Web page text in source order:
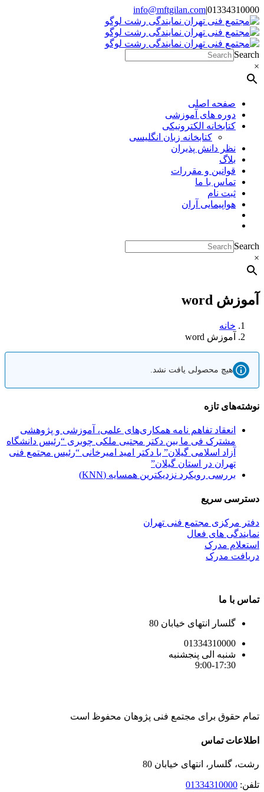
Skip
to
content
01334310000
|
info@mftgilan.com
Instagram
LinkedIn
Search
×
صفحه اصلی
دوره های آموزشی
کتابخانه الکترونیکی
کتابخانه زبان انگلیسی
نظر دانش پذیران
بلاگ
قوانین و مقررات
تماس با ما
ثبت نام
هواپیمایی آران
Search
×
آموزش word
خانه
آموزش word
هیچ محصولی یافت نشد.
نوشته‌های تازه
انعقاد تفاهم نامه همکاری‌های علمی، آموزشی و پژوهشی
مشترک فی ما بین دکتر مجتبی ملکی چوبری “رئیس دانشگاه
آزاد اسلامی گیلان” با دکتر امید امیرخانی “رئیس مجتمع فنی
تهران در استان گیلان”
بررسی رویکرد نزدیکترین همسایه (KNN)
دسترسی سریع
دفتر مرکزی مجتمع فنی تهران
نمایندگی های فعال
استعلام مدرک
دریافت مدرک
تماس با ما
گلسار انتهای خیابان 80
01334310000
شنبه الی پنجشنبه
9:00-17:30
تمام حقوق برای مجتمع فنی پژوهان محفوظ است
Instagram
LinkedIn
Toggle
Bar
Area
اطلاعات تماس
رشت، گلسار، انتهای خیابان 80
تلفن: 01334310000